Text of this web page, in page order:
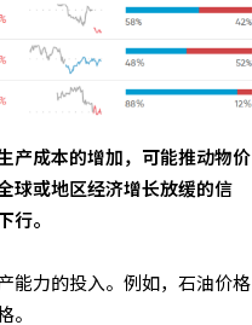
产成本的增加，可能推动物价
球或地区经济增长放缓的信
行。
能力的投入。例如，石油价格
。